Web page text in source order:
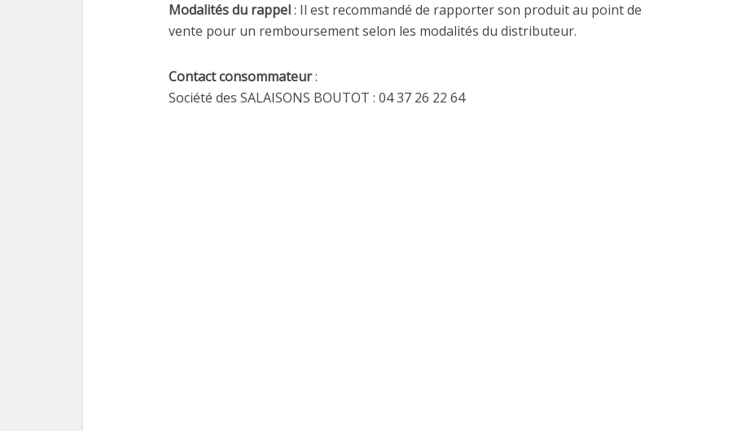
Modalités du rappel: Il est recommandé de rapporter son produit au point de
vente pour un remboursement selon les modalités du distributeur.
Contact consommateur:
Société des SALAISONS BOUTOT : 04 37 26 22 64